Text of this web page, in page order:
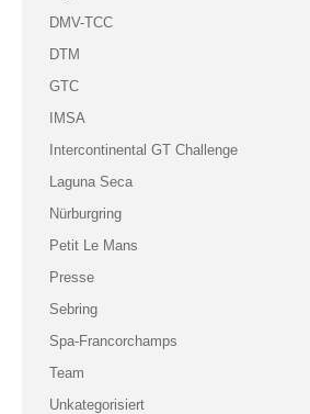
DMV-TCC
DTM
GTC
IMSA
Intercontinental GT Challenge
Laguna Seca
Nürburgring
Petit Le Mans
Presse
Sebring
Spa-Francorchamps
Team
Unkategorisiert